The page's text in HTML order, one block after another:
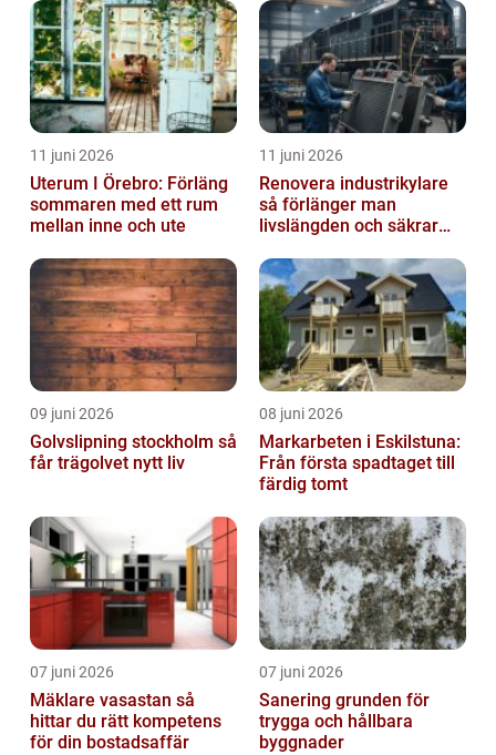
11 juni 2026
Uterum I Örebro: Förläng
sommaren med ett rum
mellan inne och ute
11 juni 2026
Renovera industrikylare
så förlänger man
livslängden och säkrar
09 juni 2026
Golvslipning stockholm så
får trägolvet nytt liv
08 juni 2026
Markarbeten i Eskilstuna:
Från första spadtaget till
färdig tomt
07 juni 2026
Mäklare vasastan så
hittar du rätt kompetens
för din bostadsaffär
07 juni 2026
Sanering grunden för
trygga och hållbara
byggnader